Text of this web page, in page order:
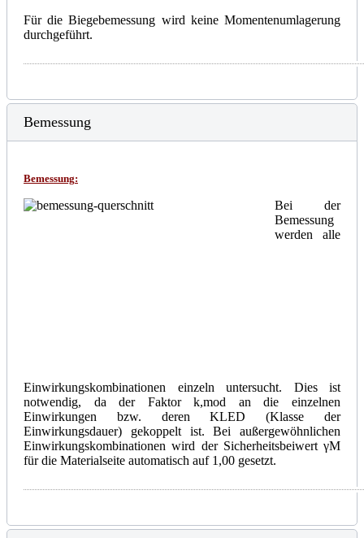
Für die Biegebemessung wird keine Momentenumlagerung
durchgeführt.
Bemessung
Bemessung:
Bei der
Bemessung
werden alle
Einwirkungskombinationen einzeln untersucht. Dies ist
notwendig, da der Faktor k,mod an die einzelnen
Einwirkungen bzw. deren KLED (Klasse der
Einwirkungsdauer) gekoppelt ist. Bei außergewöhnlichen
Einwirkungskombinationen wird der Sicherheitsbeiwert γM
für die Materialseite automatisch auf 1,00 gesetzt.